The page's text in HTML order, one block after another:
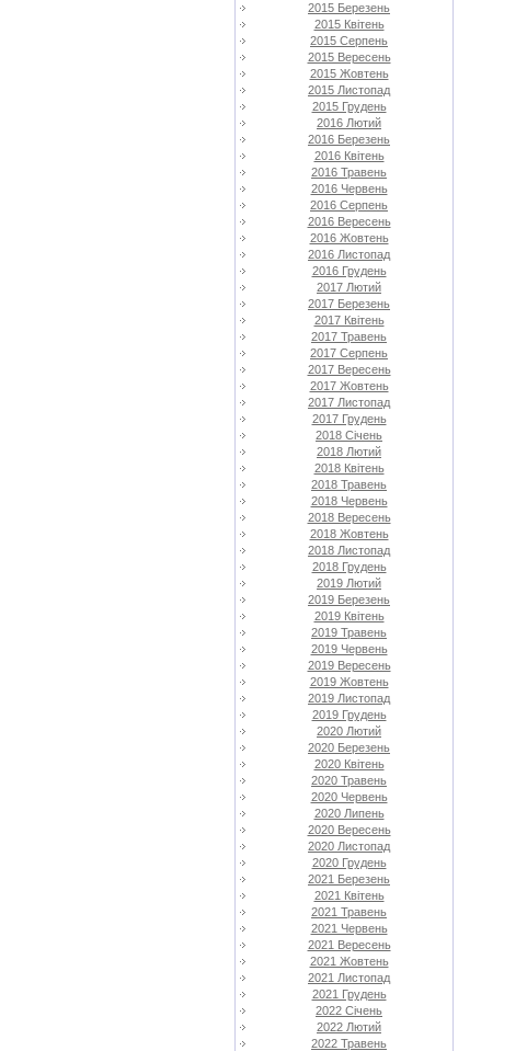
2015 Березень
2015 Квітень
2015 Серпень
2015 Вересень
2015 Жовтень
2015 Листопад
2015 Грудень
2016 Лютий
2016 Березень
2016 Квітень
2016 Травень
2016 Червень
2016 Серпень
2016 Вересень
2016 Жовтень
2016 Листопад
2016 Грудень
2017 Лютий
2017 Березень
2017 Квітень
2017 Травень
2017 Серпень
2017 Вересень
2017 Жовтень
2017 Листопад
2017 Грудень
2018 Січень
2018 Лютий
2018 Квітень
2018 Травень
2018 Червень
2018 Вересень
2018 Жовтень
2018 Листопад
2018 Грудень
2019 Лютий
2019 Березень
2019 Квітень
2019 Травень
2019 Червень
2019 Вересень
2019 Жовтень
2019 Листопад
2019 Грудень
2020 Лютий
2020 Березень
2020 Квітень
2020 Травень
2020 Червень
2020 Липень
2020 Вересень
2020 Листопад
2020 Грудень
2021 Березень
2021 Квітень
2021 Травень
2021 Червень
2021 Вересень
2021 Жовтень
2021 Листопад
2021 Грудень
2022 Січень
2022 Лютий
2022 Травень